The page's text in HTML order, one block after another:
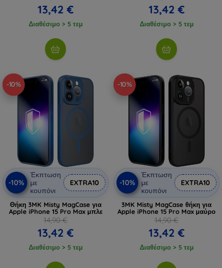
13,42 €
Διαθέσιμο > 5 τεμ
13,42 €
Διαθέσιμο > 5 τεμ
-10%
-10%
Έκπτωση
με
κουπόνι
EXTRA10
Θήκη 3MK Misty MagCase για
Apple iPhone 15 Pro Max μπλε
14,90 €
13,42 €
Διαθέσιμο > 5 τεμ
-10%
-10%
Έκπτωση
με
κουπόνι
EXTRA10
3MK Misty MagCase θήκη για
Apple iPhone 15 Pro Max μαύρο
14,90 €
13,42 €
Διαθέσιμο > 5 τεμ